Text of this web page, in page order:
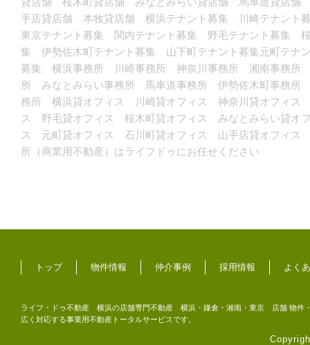
手店貸店舗 本牧貸店舗 横浜テナント募集 川崎テナン
東京テナント募集 関内テナント募集 野毛テナント募集
集 伊勢佐木町テナント募集 山下町テナント募集元町テ
募集 横浜事務所 川崎事務所 神奈川事務所 湘南事務
所 みなとみらい事務所 馬車道事務所 伊勢佐木町事務
務所 横浜貸オフィス 川崎貸オフィス 神奈川貸オフィ
ス 野毛貸オフィス 桜木町貸オフィス みなとみらい貸オ
ス 元町貸オフィス 石川町貸オフィス 山手店貸オフィス
所（商業用不動産）はライフドゥにお任せください
トップ 物件情報 仲介事例 採用情報 よく
ライフ・ドゥ不動産 横浜の店舗専門不動産 横浜・鎌倉・湘南・東京 店舗 物件・
広く対応する事業用不動産トータルサービスです。